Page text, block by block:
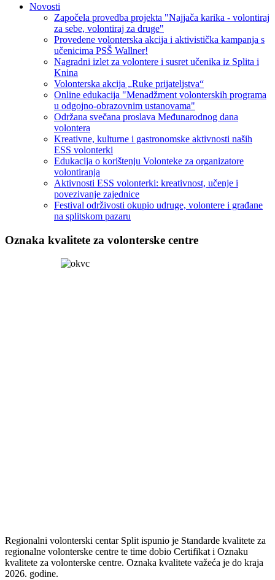
Novosti
Započela provedba projekta "Najjača karika - volontiraj
za sebe, volontiraj za druge"
Provedene volonterska akcija i aktivistička kampanja s
učenicima PSŠ Wallner!
Nagradni izlet za volontere i susret učenika iz Splita i
Knina
Volonterska akcija „Ruke prijateljstva“
Online edukacija "Menadžment volonterskih programa
u odgojno-obrazovnim ustanovama"
Održana svečana proslava Međunarodnog dana
volontera
Kreativne, kulturne i gastronomske aktivnosti naših
ESS volonterki
Edukacija o korištenju Volonteke za organizatore
volontiranja
Aktivnosti ESS volonterki: kreativnost, učenje i
povezivanje zajednice
Festival održivosti okupio udruge, volontere i građane
na splitskom pazaru
Oznaka kvalitete za volonterske centre
Regionalni volonterski centar Split ispunio je Standarde kvalitete za
regionalne volonterske centre te time dobio Certifikat i Oznaku
kvalitete za volonterske centre. Oznaka kvalitete važeća je do kraja
2026. godine.